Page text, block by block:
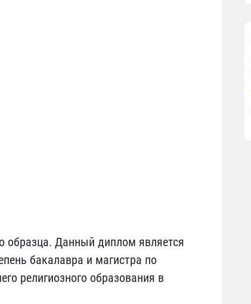
образца. Данный диплом является
бакалавра и магистра по
религиозного образования в